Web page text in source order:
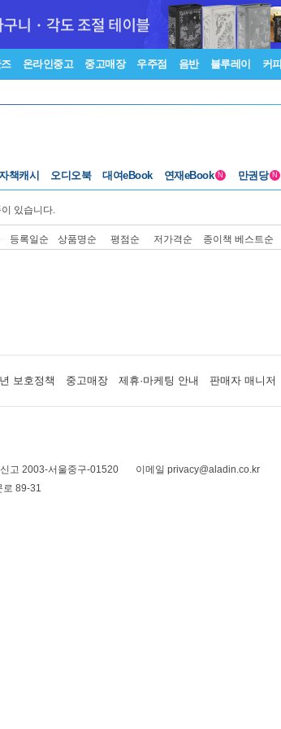
온라인중고 중고매장 우주점 음반 블루레이 커피
책캐시 오디오북 대여eBook 연재eBook N 만권당 N
있습니다.
등록일순 상품명순 평점순 저가격순 종이책 베스트순
보호정책 중고매장 제휴·마케팅 안내 판매자 매니저
고 2003-서울중구-01520
이메일 privacy@aladin.co.kr
로 89-31